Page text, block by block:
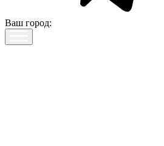
Ваш город: